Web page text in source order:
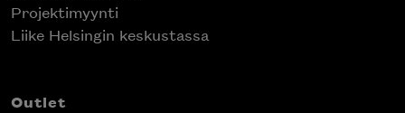
Projektimyynti
Liike Helsingin keskustassa
Outlet